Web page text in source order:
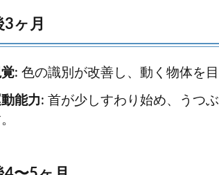
2.3
健康
診断
3ヶ月
: 色の識別が改善し、動く物体を
能力 : 首が少しすわり始め、うつ